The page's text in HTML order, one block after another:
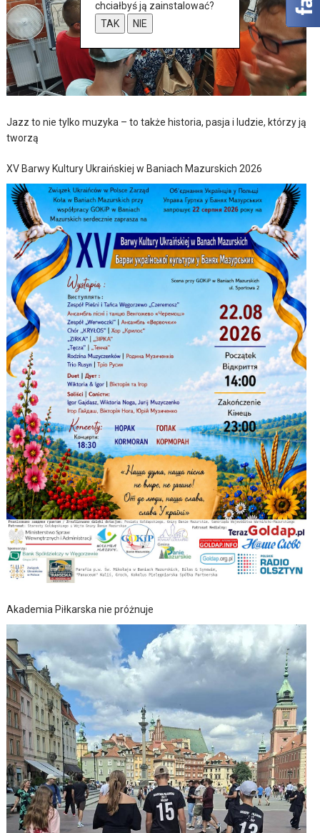
Jazz to nie tylko muzyka – to także historia, pasja i ludzie, którzy ją
tworzą
XV Barwy Kultury Ukraińskiej w Baniach Mazurskich 2026
Akademia Piłkarska nie próżnuje
chciałbyś ją zainstalować?
TAK
NIE